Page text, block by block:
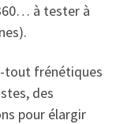
à tester à
tout frénétiques
des
pour élargir